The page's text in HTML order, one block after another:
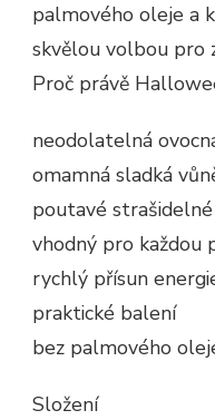
palmového oleje a
skvělou volbou pro
Proč právě
neodolatelná
omamná sladká
poutavé
vhodný pro každou
rychlý přísun
praktické balení
bez palmového
Složení